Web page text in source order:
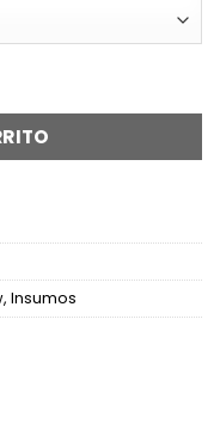
divisiones cantidad
, Insumos